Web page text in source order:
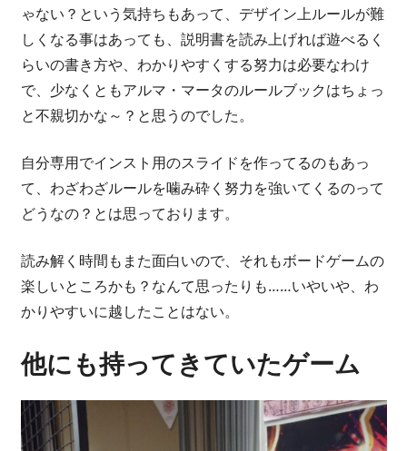
ゃない？という気持ちもあって、デザイン上ルールが難
しくなる事はあっても、説明書を読み上げれば遊べるく
らいの書き方や、わかりやすくする努力は必要なわけ
で、少なくともアルマ・マータのルールブックはちょっ
と不親切かな～？と思うのでした。
自分専用でインスト用のスライドを作ってるのもあっ
て、わざわざルールを噛み砕く努力を強いてくるのって
どうなの？とは思っております。
読み解く時間もまた面白いので、それもボードゲームの
楽しいところかも？なんて思ったりも……いやいや、わ
かりやすいに越したことはない。
他にも持ってきていたゲーム